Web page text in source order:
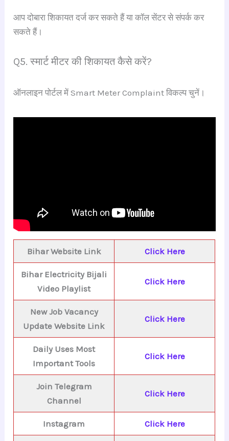
आप दोबारा शिकायत दर्ज कर सकते हैं या कॉल सेंटर से संपर्क कर
सकते हैं।
Q5. स्मार्ट मीटर की शिकायत कैसे करें?
ऑनलाइन पोर्टल में Smart Meter Complaint विकल्प चुनें।
Bihar Website Link Click Here
Bihar Electricity Bijali
Video Playlist
Click Here
New Job Vacancy
Update Website Link
Click Here
Daily Uses Most
Important Tools
Click Here
Join Telegram
Channel
Click Here
Instagram Click Here